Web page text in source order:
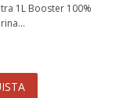
1L Booster 100%